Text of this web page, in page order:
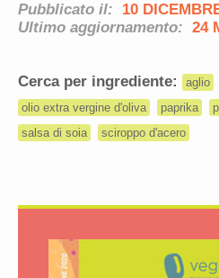
Pubblicato il:
10
Ultimo aggiornamento: 24
Cerca per ingrediente: aglio
olio extra vergine d'oliva
paprika
salsa di soia
sciroppo d'acero